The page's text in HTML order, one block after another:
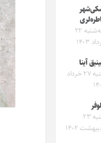
سه‌شنبه ۲۲
۱۴۰۳
آینا
شنبه ۲۷ خرداد
شنبه ۲۳
۱۴۰۲